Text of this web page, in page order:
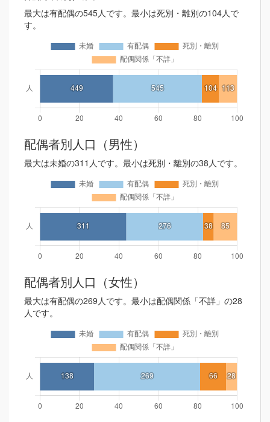
最大は有配偶の545人です。最小は死別・離別の104人で
す。
配偶者別人口（男性）
最大は未婚の311人です。最小は死別・離別の38人です。
配偶者別人口（女性）
最大は有配偶の269人です。最小は配偶関係「不詳」の28
人です。